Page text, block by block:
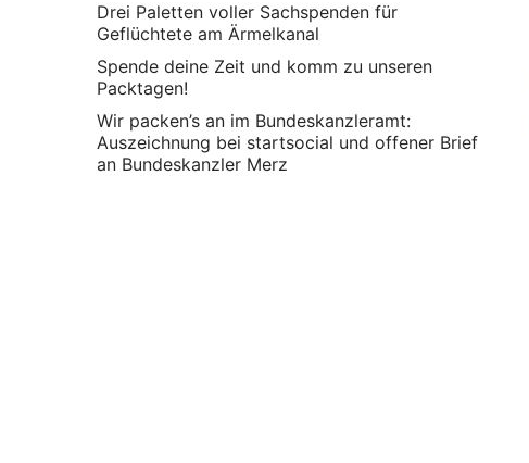
Drei Paletten voller Sachspenden für
Geflüchtete am Ärmelkanal
Spende deine Zeit und komm zu unseren
Packtagen!
Wir packen’s an im Bundeskanzleramt:
Auszeichnung bei startsocial und offener Brief
an Bundeskanzler Merz